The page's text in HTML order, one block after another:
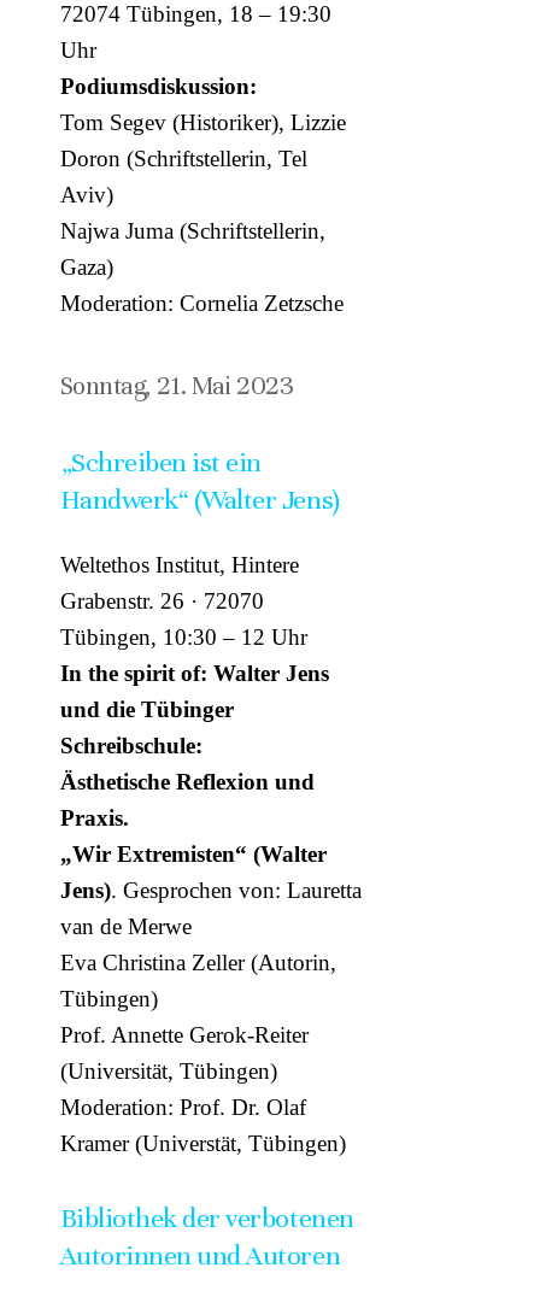
72074 Tübingen, 18 – 19:30
Uhr
Podiumsdiskussion:
Tom Segev (Historiker), Lizzie
Doron (Schriftstellerin, Tel
Aviv)
Najwa Juma (Schriftstellerin,
Gaza)
Moderation: Cornelia Zetzsche
Sonntag, 21. Mai 2023
„Schreiben ist ein
Handwerk“ (Walter Jens)
Weltethos Institut, Hintere
Grabenstr. 26 · 72070
Tübingen, 10:30 – 12 Uhr
In the spirit of: Walter Jens
und die Tübinger
Schreibschule:
Ästhetische Reflexion und
Praxis.
„Wir Extremisten“ (Walter
Jens). Gesprochen von: Lauretta
van de Merwe
Eva Christina Zeller (Autorin,
Tübingen)
Prof. Annette Gerok-Reiter
(Universität, Tübingen)
Moderation: Prof. Dr. Olaf
Kramer (Universtät, Tübingen)
Bibliothek der verbotenen
Autorinnen und Autoren